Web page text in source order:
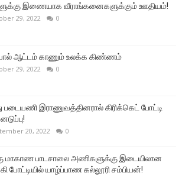
இணையாக வீராங்கனைகளுக்கும் ஊதியம்!
29, 2022 0
ஆட்டம் காணும் உலக்க கிண்ணம்
29, 2022 0
படையணி இராணுவத்தினரால் கிரிக்கெட் போட்டி
20, 2022 0
மாகாண பாடசாலை அணிகளுக்கு இடையிலான
போட்டியில் யாழ்ப்பாண கல்லூரி சம்பியன்!